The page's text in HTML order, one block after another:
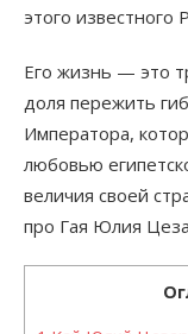
этого известного
Его жизнь — это
доля пережить
Императора,
любовью
величия своей
про Гая Юлия